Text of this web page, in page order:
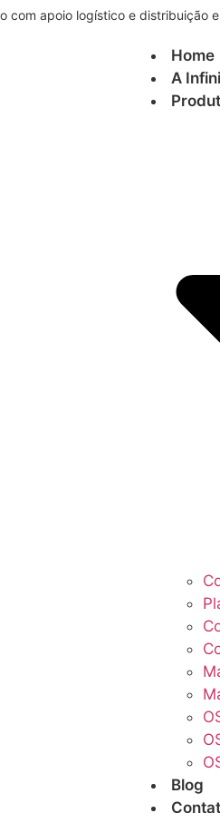
com apoio logístico e distribuição
Home
A
Blog